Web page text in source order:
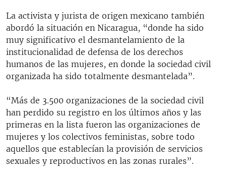
La activista y jurista de origen mexicano también
abordó la situación en Nicaragua, “donde ha sido
muy significativo el desmantelamiento de la
institucionalidad de defensa de los derechos
humanos de las mujeres, en donde la sociedad civil
organizada ha sido totalmente desmantelada”.
“Más de 3.500 organizaciones de la sociedad civil
han perdido su registro en los últimos años y las
primeras en la lista fueron las organizaciones de
mujeres y los colectivos feministas, sobre todo
aquellos que establecían la provisión de servicios
sexuales y reproductivos en las zonas rurales”.